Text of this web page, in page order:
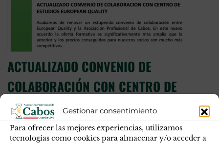
Gestionar consentimiento
Para ofrecer las mejores experiencias, utilizamos
tecnologías como cookies para almacenar y/o acceder a
ACTUALIZADO CONVENIO DE
COLABORACIÓN CON CENTRO DE
ESTUDIOS EUROPEAN QUALITY
Acabamos de renovar un estupendo convenio de
colaboración entre European Quality y la Asociación